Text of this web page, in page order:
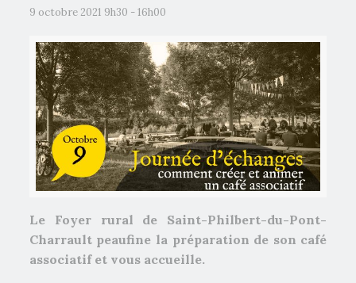
9 octobre 2021 9h30 -16h00
Le Foyer rural de Saint-Philbert-du-Pont-
Charrault peaufine la préparation de son café
associatif et vous accueille.